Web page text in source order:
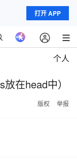
打开 APP
个人
在head中）
版权 举报